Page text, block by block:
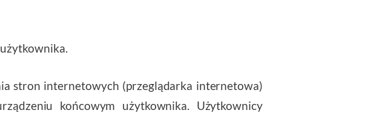
stron internetowych (przeglądarka internetowa)
końcowym użytkownika. Użytkownicy